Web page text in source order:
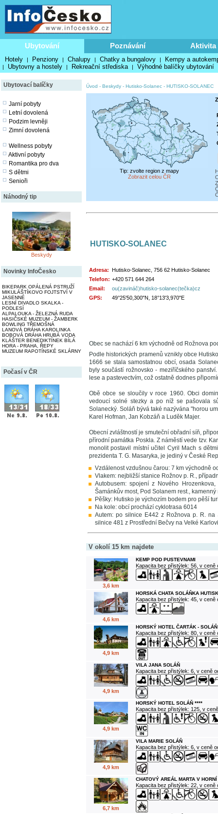
Ubytování Poznávání Aktivita
Hotely | Penziony | Chalupy | Chatky a bungalovy | Kempy a
| Ubytovny a hostely | Rekreační střediska | Výhodné balíčky ubytování
Ubytovací balíčky
Jarní pobyty
Letní dovolená
Podzim levněji
Zimní dovolená
Wellness pobyty
Aktivní pobyty
Romantika pro dva
S dětmi
Senioři
Náhodný tip
Beskydy
Novinky InfoČesko
BIKEPARK OPÁLENÁ PSTRUŽÍ
MIKULÁŠTÍKOVO FOJTSTVÍ V
JASENNÉ
LESNÍ DIVADLO SKALKA -
PODLESÍ
ALPALOUKA - ŽELEZNÁ RUDA
HASIČSKÉ MUZEUM - ŽAMBERK
BOWLING TŘEMOŠNÁ
LANOVÁ DRÁHA KAROLINKA
BOBOVÁ DRÁHA HRUBÁ VODA
KLÁŠTER BENEDIKTÍNEK BÍLÁ
HORA - PRAHA, ŘEPY
MUZEUM RAPOTÍNSKÉ SKLÁRNY
Počasí v ČR
Úvod - Beskydy - Hutisko-Solanec - HUTISKO-SOLANEC
Tip: zvolte region z mapy
Zobrazit celou ČR
HUTISKO-SOLANEC
Adresa: Hutisko-Solanec, 756 62 Hutisko-Solanec
Telefon: +420 571 644 264
Email:
ou(zavináč)hutisko-solanec(tečka)cz
GPS:
49°25'50,300"N, 18°13'3,970"E
Obec se nachází 6 km východně od Rožnova
Podle historických pramenů vznikly obce
1666 se stala samostatnou obcí, osada
byly součástí rožnovsko - meziříčského
lese a pastevectvím, což ostatně dodnes
Obě obce se sloučily v roce 1960. Obci
vedoucí solné stezky a po níž se pašovala
Solanecký. Soláň bývá také nazývána "horou
Karel Hofman, Jan Kobzáň a Luděk Majer.
Obecní zvláštností je smuteční obřadní síň,
přírodní památka Poskla. Z náměstí vede tzv.
monolit postavil místní učitel Cyril Mach s
prezidenta T. G. Masaryka, je jediný v České
Vzdálenost vzdušnou čarou: 7 km východně
Vlakem: nejbližší stanice Rožnov p. R.,
Autobusem: spojení z Nového
Šamánkův most, Pod Solanem rest.,
Pěšky: Hutisko je výchozím bodem pro pěší
Na kole: obcí prochází cyklotrasa 6014
Autem: po silnice E442 z Rožnova p. R. na
silnice 481 z Prostřední Bečvy na Velké
V okolí 15 km najdete
3,6 km
KEMP POD PUSTEVNAMI
Kapacita bez přistýlek: 56, v ceně
4,6 km
HORSKÁ CHATA SOLÁŇKA
Kapacita bez přistýlek: 45, v ceně
4,9 km
HORSKÝ HOTEL ČARTÁK - SOLÁŇ
Kapacita bez přistýlek: 80, v ceně
4,9 km
VILA JANA SOLÁŇ
Kapacita bez přistýlek: 6, v ceně
4,9 km
HORSKÝ HOTEL SOLÁŇ ****
Kapacita bez přistýlek: 125, v
4,9 km
VILA MARIE SOLÁŇ
Kapacita bez přistýlek: 6, v ceně
6,7 km
CHATOVÝ AREÁL MARTA V
Kapacita bez přistýlek: 22, v ceně